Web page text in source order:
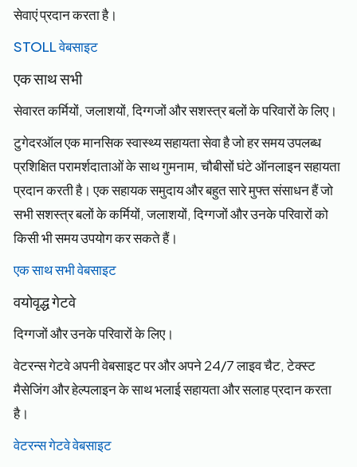
सेवाएं प्रदान करता है।
STOLL वेबसाइट
एक साथ सभी
सेवारत कर्मियों, जलाशयों, दिग्गजों और सशस्त्र बलों के परिवारों के लिए।
टुगेदरऑल एक मानसिक स्वास्थ्य सहायता सेवा है जो हर समय उपलब्ध
प्रशिक्षित परामर्शदाताओं के साथ गुमनाम, चौबीसों घंटे ऑनलाइन सहायता
प्रदान करती है। एक सहायक समुदाय और बहुत सारे मुफ्त संसाधन हैं जो
सभी सशस्त्र बलों के कर्मियों, जलाशयों, दिग्गजों और उनके परिवारों को
किसी भी समय उपयोग कर सकते हैं।
एक साथ सभी वेबसाइट
वयोवृद्ध गेटवे
दिग्गजों और उनके परिवारों के लिए।
वेटरन्स गेटवे अपनी वेबसाइट पर और अपने 24/7 लाइव चैट, टेक्स्ट
मैसेजिंग और हेल्पलाइन के साथ भलाई सहायता और सलाह प्रदान करता
है।
वेटरन्स गेटवे वेबसाइट